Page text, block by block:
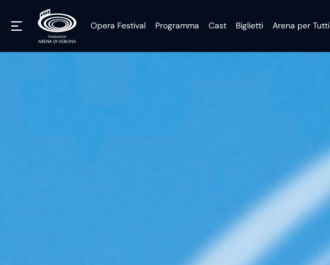
Opera Festival Programma Cast Biglietti Arena per Tutti